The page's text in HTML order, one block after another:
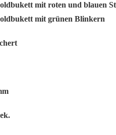
mit roten und blauen
mit grünen Blinkern